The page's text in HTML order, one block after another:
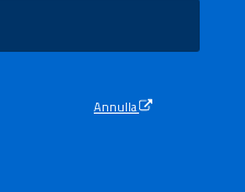
Annulla